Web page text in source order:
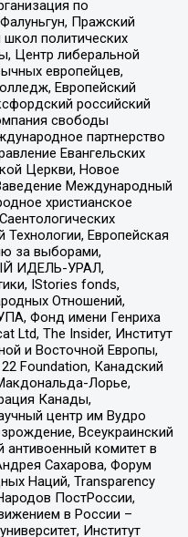
по
Пражский
политических
Центр либеральной
европейцев,
Европейский
российский
свободы
партнерство
Евангельских
Церкви, Новое
Международный
христианское
Европейская
за выборами,
ИДЕЛЬ-УРАЛ,
IStories fonds,
Отношений,
Фонд имени Генриха
Ltd, The Insider, Институт
и Восточной Европы,
Foundation, Канадский
Лорье,
Канады,
центр им Вудро
Всеукраинский
антивоенный комитет в
Сахарова, Форум
Наций, Transparеncy
ПостРоссии,
в России –
Институт